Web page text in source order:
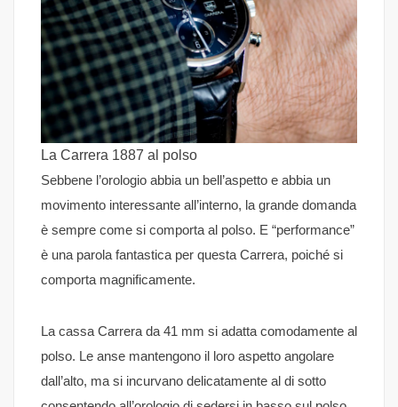
La Carrera 1887 al polso
Sebbene l’orologio abbia un bell’aspetto e abbia un
movimento interessante all’interno, la grande domanda
è sempre come si comporta al polso. E “performance”
è una parola fantastica per questa Carrera, poiché si
comporta magnificamente.
La cassa Carrera da 41 mm si adatta comodamente al
polso. Le anse mantengono il loro aspetto angolare
dall’alto, ma si incurvano delicatamente al di sotto